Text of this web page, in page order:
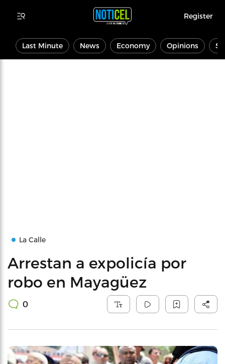
Register
Last Minute News Economy Opinions
La Calle
Arrestan a expolicía por
robo en Mayagüez
0